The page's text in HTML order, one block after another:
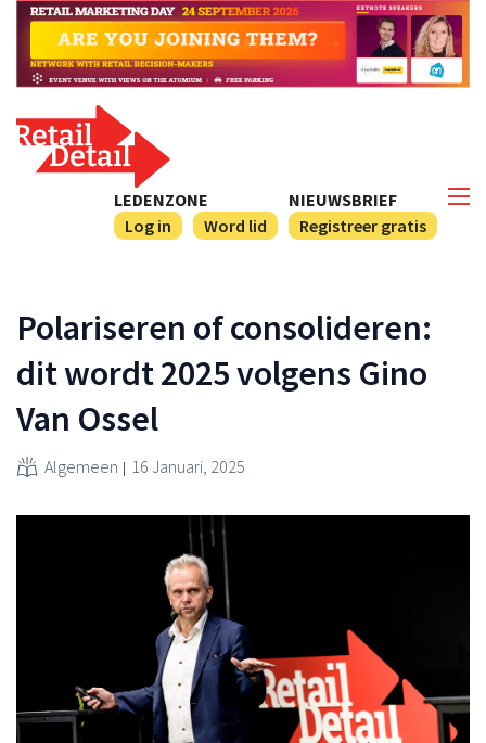
NIEUWSBRIEF
Registreer gratis
LEDENZONE
Log in
Word lid
Polariseren of consolideren:
dit wordt 2025 volgens Gino
Van Ossel
Algemeen 16 Januari, 2025